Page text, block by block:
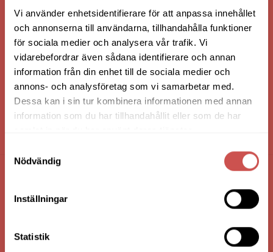
Vi använder enhetsidentifierare för att anpassa innehållet
och annonserna till användarna, tillhandahålla funktioner
för sociala medier och analysera vår trafik. Vi
vidarebefordrar även sådana identifierare och annan
information från din enhet till de sociala medier och
annons- och analysföretag som vi samarbetar med.
Dessa kan i sin tur kombinera informationen med annan
information som du har tillhandahållit eller som de har
Nödvändig
Inställningar
Statistik
363 44 Lammhult